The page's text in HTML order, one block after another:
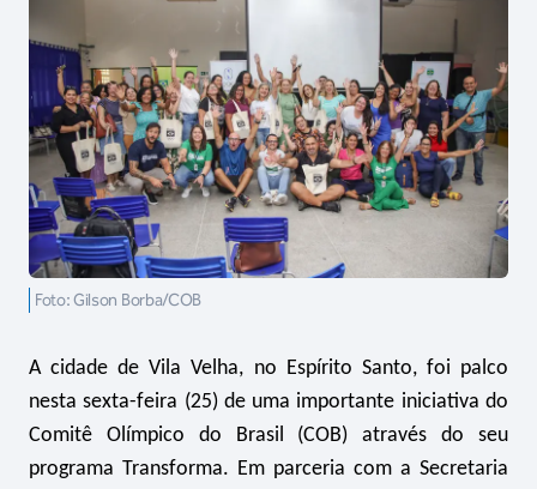
Foto: Gilson Borba/COB
A cidade de Vila Velha, no Espírito Santo, foi palco
nesta sexta-feira (25) de uma importante iniciativa do
Comitê Olímpico do Brasil (COB) através do seu
programa Transforma. Em parceria com a Secretaria